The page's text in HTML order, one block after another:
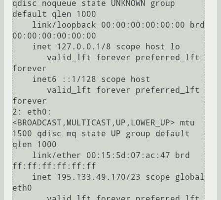
qdisc noqueue state UNKNOWN group
default qlen 1000
00:00:00:00:00:00
forever
forever
2: eth0:
<BROADCAST,MULTICAST,UP,LOWER_UP> mtu
1500 qdisc mq state UP group default
qlen 1000
ff:ff:ff:ff:ff:ff
eth0